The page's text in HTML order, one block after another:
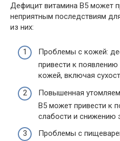
Дефицит витамина B5 может
неприятным последствиям
из них:
Проблемы с кожей:
привести к
кожей, включая
Повышенная
B5 может привести к
слабости и снижению
Проблемы с